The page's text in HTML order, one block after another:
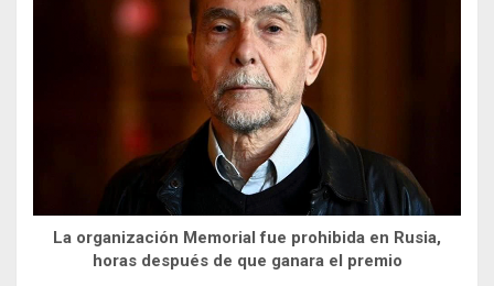
La organización Memorial fue prohibida en Rusia,
horas después de que ganara el premio